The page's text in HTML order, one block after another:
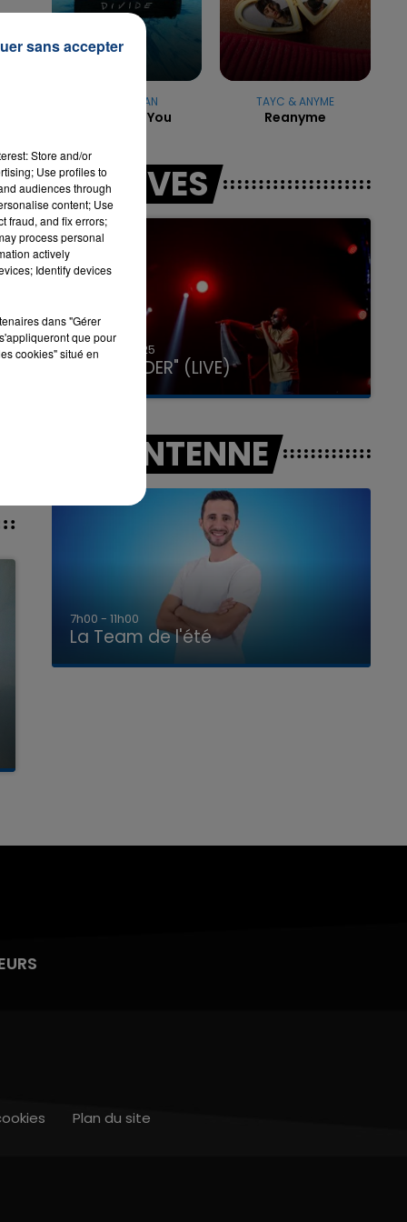
LA TEAM DE L'ÉTÉ
ED SHEERAN
Shape Of You
TAYC & ANYME
Reanyme
LES LIVES
31 janvier 2025
GIMS "SPIDER" (LIVE)
A L'ANTENNE
7h00 - 11h00
La Team de l'été
Plan du site
Store and/or
Use profiles to
audiences through
content; Use
fraud, and fix errors;
process personal
actively
Identify devices
dans "Gérer
que pour
cookies" situé en
sans accepter